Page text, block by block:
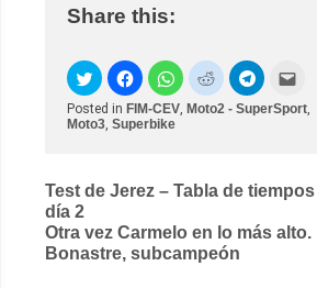
Share this:
Posted in FIM-CEV Moto2 - SuperSport
Moto3 Superbike
Post
navigation
Test de Jerez – Tabla de tiempos
día 2
Otra vez Carmelo en lo más alto.
Bonastre, subcampeón